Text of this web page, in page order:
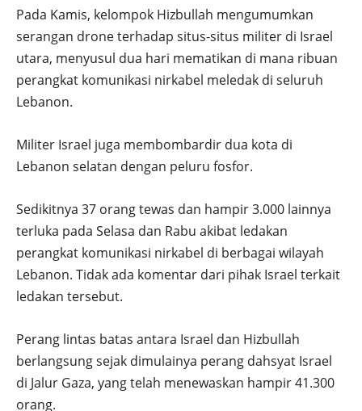
Pada Kamis, kelompok Hizbullah mengumumkan
serangan drone terhadap situs-situs militer di Israel
utara, menyusul dua hari mematikan di mana ribuan
perangkat komunikasi nirkabel meledak di seluruh
Lebanon.
Militer Israel juga membombardir dua kota di
Lebanon selatan dengan peluru fosfor.
Sedikitnya 37 orang tewas dan hampir 3.000 lainnya
terluka pada Selasa dan Rabu akibat ledakan
perangkat komunikasi nirkabel di berbagai wilayah
Lebanon. Tidak ada komentar dari pihak Israel terkait
ledakan tersebut.
Perang lintas batas antara Israel dan Hizbullah
berlangsung sejak dimulainya perang dahsyat Israel
di Jalur Gaza, yang telah menewaskan hampir 41.300
orang.